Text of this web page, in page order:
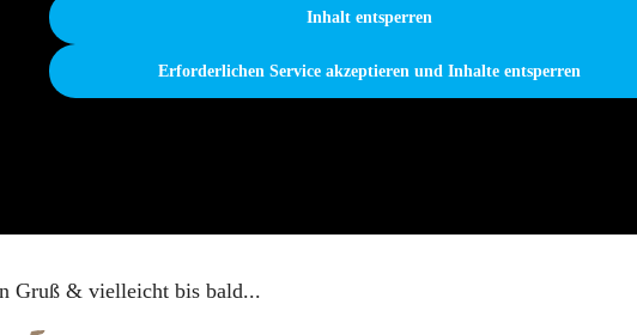
Inhalt entsperren
Erforderlichen Service akzeptieren und Inhalte entsperren
Gruß & vielleicht bis bald...